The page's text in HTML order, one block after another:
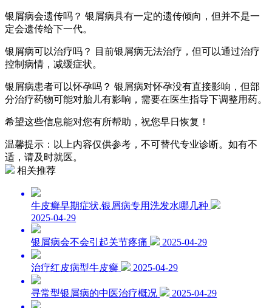
银屑病会遗传吗？ 银屑病具有一定的遗传倾向，但并不是一
定会遗传给下一代。
银屑病可以治疗吗？ 目前银屑病无法治疗，但可以通过治疗
控制病情，减缓症状。
银屑病患者可以怀孕吗？ 银屑病对怀孕没有直接影响，但部
分治疗药物可能对胎儿有影响，需要在医生指导下调整用药。
希望这些信息能对您有所帮助，祝您早日恢复！
温馨提示：以上内容仅供参考，不可替代专业诊断。如有不
适，请及时就医。
相关推荐
牛皮癣早期症状,银屑病专用洗发水哪几种
2025-04-29
银屑病会不会引起关节疼痛 2025-04-29
治疗红皮病型牛皮癣 2025-04-29
寻常型银屑病的中医治疗概况 2025-04-29